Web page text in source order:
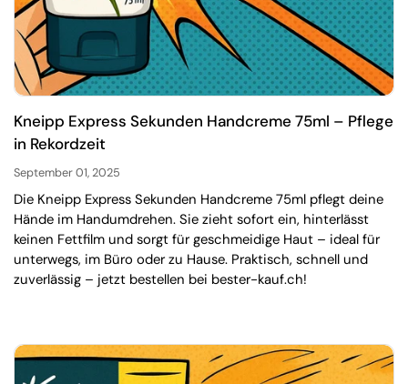
Kneipp Express Sekunden Handcreme 75ml – Pflege
in Rekordzeit
September 01, 2025
Die Kneipp Express Sekunden Handcreme 75ml pflegt deine
Hände im Handumdrehen. Sie zieht sofort ein, hinterlässt
keinen Fettfilm und sorgt für geschmeidige Haut – ideal für
unterwegs, im Büro oder zu Hause. Praktisch, schnell und
zuverlässig – jetzt bestellen bei bester-kauf.ch!